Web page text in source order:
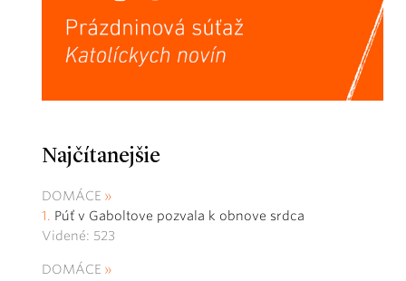
Najčítanejšie
DOMÁCE
Púť v Gaboltove pozvala k obnove srdca
Videné: 523
DOMÁCE